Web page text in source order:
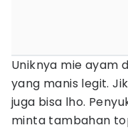
Uniknya mie ayam
yang manis legit.
juga bisa lho.
minta tambahan